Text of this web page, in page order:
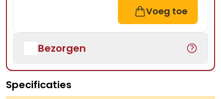
Voeg toe
Bezorgen
Specificaties